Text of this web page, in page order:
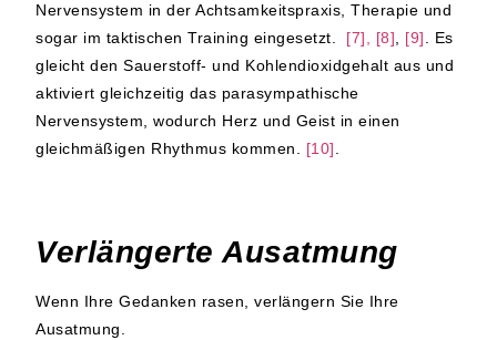
Nervensystem in der Achtsamkeitspraxis, Therapie und
sogar im taktischen Training eingesetzt. [7], [8], [9]. Es
gleicht den Sauerstoff- und Kohlendioxidgehalt aus und
aktiviert gleichzeitig das parasympathische
Nervensystem, wodurch Herz und Geist in einen
gleichmäßigen Rhythmus kommen. [10].
Verlängerte Ausatmung
Wenn Ihre Gedanken rasen, verlängern Sie Ihre
Ausatmung.